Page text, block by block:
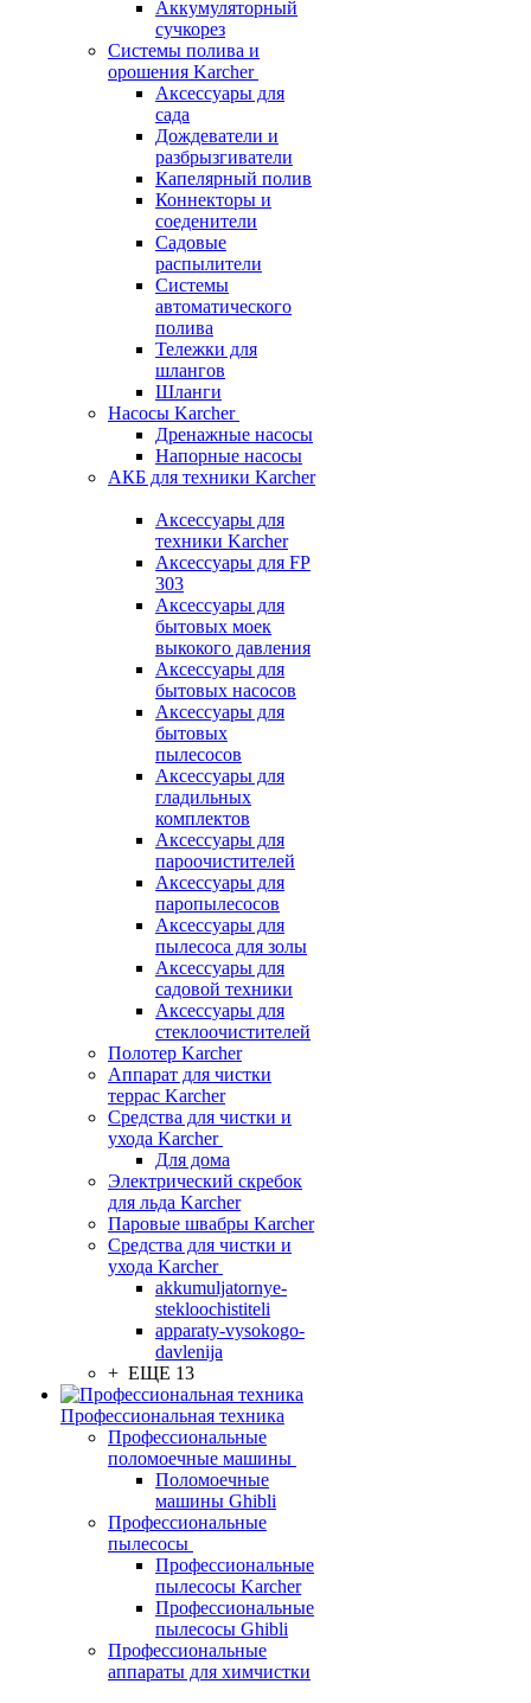
Аккумуляторный
сучкорез
Системы полива и
орошения Karcher
Аксессуары для
сада
Дождеватели и
разбрызгиватели
Капелярный полив
Коннекторы и
соеденители
Садовые
распылители
Системы
автоматического
полива
Тележки для
шлангов
Шланги
Насосы Karcher
Дренажные насосы
Напорные насосы
АКБ для техники Karcher
Аксессуары для
техники Karcher
Аксессуары для FP
303
Аксессуары для
бытовых моек
выкокого давления
Аксессуары для
бытовых насосов
Аксессуары для
бытовых
пылесосов
Аксессуары для
гладильных
комплектов
Аксессуары для
пароочистителей
Аксессуары для
паропылесосов
Аксессуары для
пылесоса для золы
Аксессуары для
садовой техники
Аксессуары для
стеклоочистителей
Полотер Karcher
Аппарат для чистки
террас Karcher
Средства для чистки и
ухода Karcher
Для дома
Электрический скребок
для льда Karcher
Паровые швабры Karcher
Средства для чистки и
ухода Karcher
akkumuljatornye-
stekloochistiteli
apparaty-vysokogo-
davlenija
+ ЕЩЕ 13
Профессиональная техника
Профессиональные
поломоечные машины
Поломоечные
машины Ghibli
Профессиональные
пылесосы
Профессиональные
пылесосы Karcher
Профессиональные
пылесосы Ghibli
Профессиональные
аппараты для химчистки